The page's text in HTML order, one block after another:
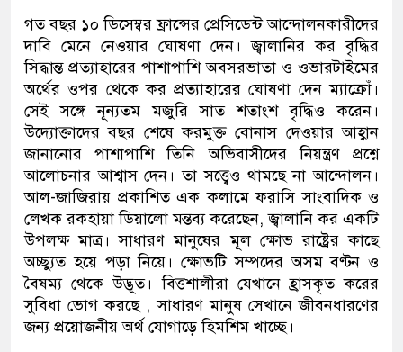
গত বছর ১০ ডিসেম্বর ফ্রান্সের প্রেসিডেন্ট আন্দোলনকারীদের
দাবি মেনে নেওয়ার ঘোষণা দেন। জ্বালানির কর বৃদ্ধির
সিদ্ধান্ত প্রত্যাহারের পাশাপাশি অবসরভাতা ও ওভারটাইমের
অর্থের ওপর থেকে কর প্রত্যাহারের ঘোষণা দেন ম্যাক্রোঁ।
সেই সঙ্গে নূন্যতম মজুরি সাত শতাংশ বৃদ্ধিও করেন।
উদ্যোক্তাদের বছর শেষে করমুক্ত বোনাস দেওয়ার আহ্বান
জানানোর পাশাপাশি তিনি অভিবাসীদের নিয়ন্ত্রণ প্রশ্নে
আলোচনার আশ্বাস দেন। তা সত্ত্বেও থামছে না আন্দোলন।
আল-জাজিরায় প্রকাশিত এক কলামে ফরাসি সাংবাদিক ও
লেখক রকহায়া ডিয়ালো মন্তব্য করেছেন, জ্বালানি কর একটি
উপলক্ষ মাত্র। সাধারণ মানুষের মূল ক্ষোভ রাষ্ট্রের কাছে
অচ্ছ্যুত হয়ে পড়া নিয়ে। ক্ষোভটি সম্পদের অসম বণ্টন ও
বৈষম্য থেকে উদ্ভূত। বিত্তশালীরা যেখানে হ্রাসকৃত করের
সুবিধা ভোগ করছে , সাধারণ মানুষ সেখানে জীবনধারণের
জন্য প্রয়োজনীয় অর্থ যোগাড়ে হিমশিম খাচ্ছে।